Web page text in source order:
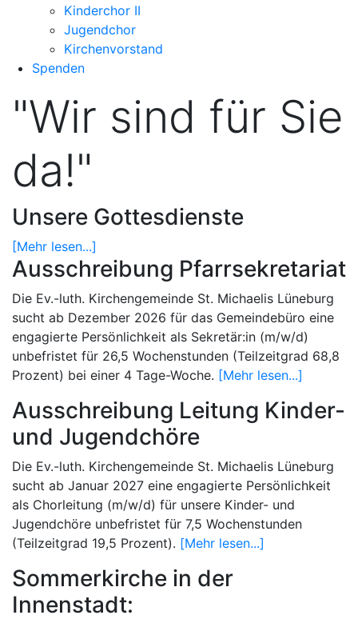
Kinderchor II
Jugendchor
Kirchenvorstand
Spenden
"Wir sind für Sie
da!"
Unsere Gottesdienste
[Mehr lesen...]
Ausschreibung Pfarrsekretariat
Die Ev.-luth. Kirchengemeinde St. Michaelis Lüneburg
sucht ab Dezember 2026 für das Gemeindebüro eine
engagierte Persönlichkeit als Sekretär:in (m/w/d)
unbefristet für 26,5 Wochenstunden (Teilzeitgrad 68,8
Prozent) bei einer 4 Tage-Woche. [Mehr lesen...]
Ausschreibung Leitung Kinder-
und Jugendchöre
Die Ev.-luth. Kirchengemeinde St. Michaelis Lüneburg
sucht ab Januar 2027 eine engagierte Persönlichkeit
als Chorleitung (m/w/d) für unsere Kinder- und
Jugendchöre unbefristet für 7,5 Wochenstunden
(Teilzeitgrad 19,5 Prozent). [Mehr lesen...]
Sommerkirche in der
Innenstadt: